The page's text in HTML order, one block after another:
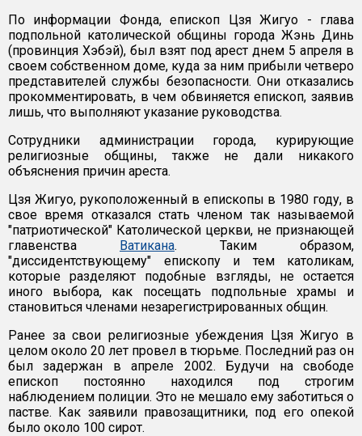
По информации Фонда, епископ Цзя Жигуо - глава
подпольной католической общины города Жэнь Динь
(провинция Хэбэй), был взят под арест днем 5 апреля в
своем собственном доме, куда за ним прибыли четверо
представителей службы безопасности. Они отказались
прокомментировать, в чем обвиняется епископ, заявив
лишь, что выполняют указание руководства.
Сотрудники администрации города, курирующие
религиозные общины, также не дали никакого
объяснения причин ареста.
Цзя Жигуо, рукоположенный в епископы в 1980 году, в
свое время отказался стать членом так называемой
"патриотической" Католической церкви, не признающей
главенства Ватикана. Таким образом,
"диссидентствующему" епископу и тем католикам,
которые разделяют подобные взгляды, не остается
иного выбора, как посещать подпольные храмы и
становиться членами незарегистрированных общин.
Ранее за свои религиозные убеждения Цзя Жигуо в
целом около 20 лет провел в тюрьме. Последний раз он
был задержан в апреле 2002. Будучи на свободе
епископ постоянно находился под строгим
наблюдением полиции. Это не мешало ему заботиться о
пастве. Как заявили правозащитники, под его опекой
было около 100 сирот.